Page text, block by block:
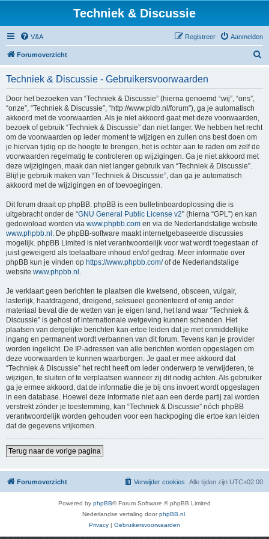
Techniek & Discussie
V&A Aanmelden
Registreer
Forumoverzicht
Techniek & Discussie - Gebruikersvoorwaarden
Door het bezoeken van “Techniek & Discussie” (hierna genoemd “wij”, “ons”,
“onze”, “Techniek & Discussie”, “http://www.pldb.nl/forum”), ga je automatisch
akkoord met de voorwaarden. Als je niet akkoord gaat met deze voorwaarden,
bezoek of gebruik “Techniek & Discussie” dan niet langer. We hebben het recht
om de voorwaarden op ieder moment te wijzigen en zullen ons best doen om
je hiervan tijdig op de hoogte te brengen, het is echter aan te raden om zelf de
voorwaarden regelmatig te controleren op wijzigingen. Ga je niet akkoord met
deze wijzigingen, maak dan niet langer gebruik van “Techniek & Discussie”.
Blijf je gebruik maken van “Techniek & Discussie”, dan ga je automatisch
akkoord met de wijzigingen en of toevoegingen.
Dit forum draait op phpBB. phpBB is een bulletinboardoplossing die is
uitgebracht onder de “GNU General Public License v2” (hierna “GPL”) en kan
gedownload worden via www.phpbb.com en via de Nederlandstalige website
www.phpbb.nl . De phpBB-software maakt internetgebaseerde discussies
mogelijk. phpBB Limited is niet verantwoordelijk voor wat wordt toegestaan of
juist geweigerd als toelaatbare inhoud en/of gedrag. Meer informatie over
phpBB kun je vinden op https://www.phpbb.com/of de Nederlandstalige
website www.phpbb.nl .
Je verklaart geen berichten te plaatsen die kwetsend, obsceen, vulgair,
lasterlijk, haatdragend, dreigend, seksueel georiënteerd of enig ander
materiaal bevat die de wetten van je eigen land, het land waar “Techniek &
Discussie” is gehost of internationale wetgeving kunnen schenden. Het
plaatsen van dergelijke berichten kan ertoe leiden dat je met onmiddellijke
ingang en permanent wordt verbannen van dit forum. Tevens kan je provider
worden ingelicht. De IP-adressen van alle berichten worden opgeslagen om
deze voorwaarden te kunnen waarborgen. Je gaat er mee akkoord dat
“Techniek & Discussie” het recht heeft om ieder onderwerp te verwijderen, te
wijzigen, te sluiten of te verplaatsen wanneer zij dit nodig achten. Als gebruiker
ga je ermee akkoord, dat de informatie die je bij ons invoert wordt opgeslagen
in een database. Hoewel deze informatie niet aan een derde partij zal worden
verstrekt zónder je toestemming, kan “Techniek & Discussie” nóch phpBB
verantwoordelijk worden gehouden voor een hackpoging die ertoe kan leiden
dat de gegevens vrijkomen.
Terug naar de vorige pagina
Forumoverzicht Alle tijden zijn UTC+02:00
Verwijder cookies
Powered by phpBB® Forum Software © phpBB Limited
Nederlandse vertaling doorphpBB.nl
Privacy | Gebruikersvoorwaarden